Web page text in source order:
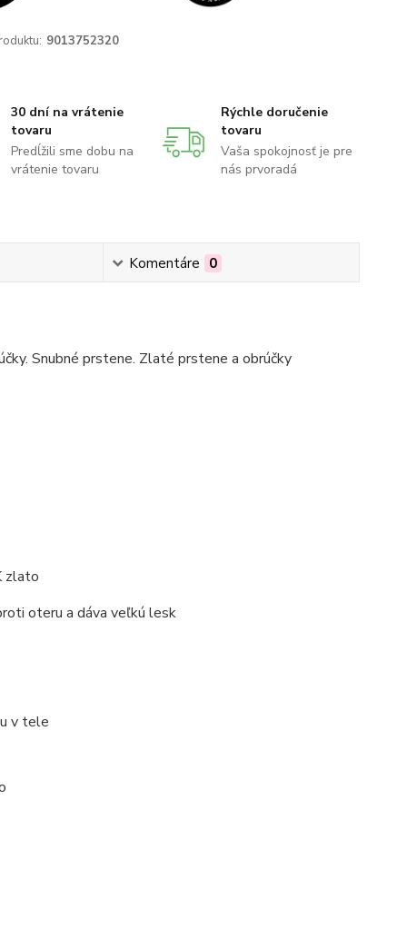
9013752320
30 dní na vrátenie
tovaru
Predĺžili sme dobu na
vrátenie tovaru
Rýchle doručenie
tovaru
Vaša spokojnosť je pre
nás prvoradá
Komentáre 0
Snubné prstene. Zlaté prstene a obrúčky
zlato
oteru a dáva veľkú lesk
v tele